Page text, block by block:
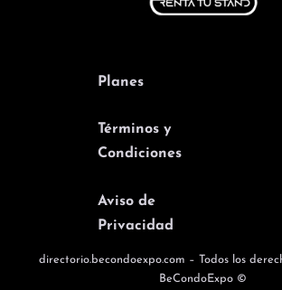
Planes
Términos y
Condiciones
Aviso de
Privacidad
directorio.becondoexpo.com – Todos los
BeCondoExpo ©